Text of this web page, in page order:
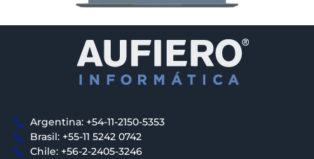
Argentina: +54-11-2150-5353
Brasil: +55-11 5242 0742
Chile: +56-2-2405-3246